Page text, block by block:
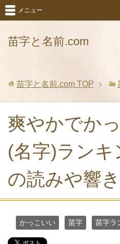
苗字と名前.com
メニュー
苗字と名前.com TOP
爽やかでか
(名字)ランキ
の読みや響
かっこいい 苗字 苗字ラ